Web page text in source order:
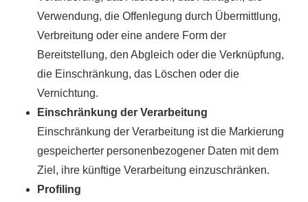
Verwendung, die Offenlegung durch Übermittlung,
Verbreitung oder eine andere Form der
Bereitstellung, den Abgleich oder die Verknüpfung,
die Einschränkung, das Löschen oder die
Vernichtung.
Einschränkung der Verarbeitung
Einschränkung der Verarbeitung ist die Markierung
gespeicherter personenbezogener Daten mit dem
Ziel, ihre künftige Verarbeitung einzuschränken.
Profiling